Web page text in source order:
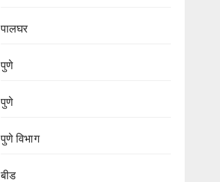
पालघर
पुणे
पुणे
पुणे विभाग‌
बीड